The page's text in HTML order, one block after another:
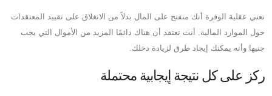
تعني عقلية الوفرة أنك منفتح على المال بدلاً من الانغلاق على تقييد المعتقدات
حول الموارد المالية. أنت تعتقد أن هناك دائمًا المزيد من الأموال التي يجب
جنيها وأنه يمكنك إيجاد طرق لزيادة دخلك.
ركز على كل نتيجة إيجابية محتملة